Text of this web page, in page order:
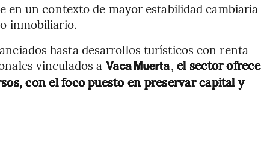
en un contexto de mayor estabilidad cambiaria
inmobiliario.
hasta desarrollos turísticos con renta
vinculados a Vaca Muerta,el sector ofrece
con el foco puesto en preservar capital y